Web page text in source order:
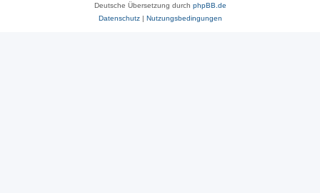
Deutsche Übersetzung durch phpBB.de
Datenschutz| Nutzungsbedingungen